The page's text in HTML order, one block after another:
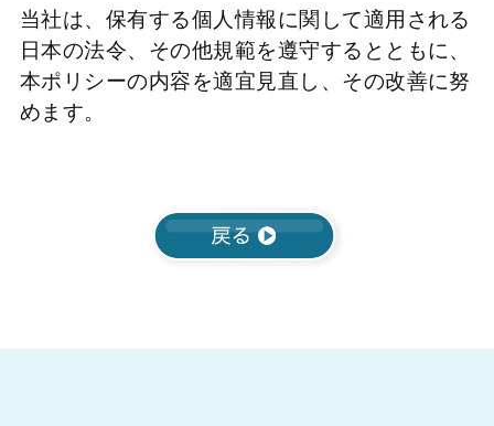
当社は、保有する個人情報に関して適用される
日本の法令、その他規範を遵守するとともに、
本ポリシーの内容を適宜見直し、その改善に努
めます。